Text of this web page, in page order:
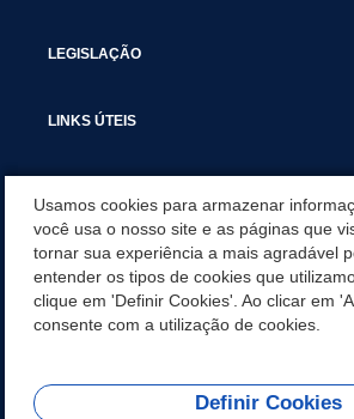
LEGISLAÇÃO
LINKS ÚTEIS
NOTÍCIAS
DOWNLOADS
Usamos cookies para armazenar
você usa o nosso site e as páginas que
tornar sua experiência a mais agradável
entender os tipos de cookies que
clique em 'Definir Cookies'. Ao clicar em
consente com a utilização de cookies.
Definir Cookies